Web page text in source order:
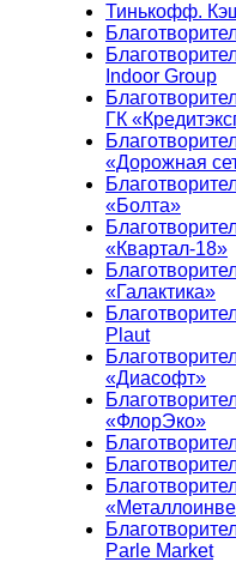
Тинькофф.
Indoor Group
ГК
«Дорожная
«Болта»
«Квартал-18»
«Галактика»
Plaut
«Диасофт»
«ФлорЭко»
Parle Market